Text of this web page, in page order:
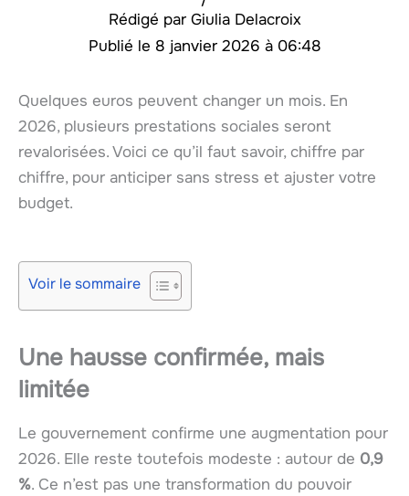
Giulia Delacroix
8 janvier 2026 à 06:48
Quelques euros peuvent changer un mois. En
2026, plusieurs prestations sociales seront
revalorisées. Voici ce qu’il faut savoir, chiffre par
chiffre, pour anticiper sans stress et ajuster votre
budget.
Voir le sommaire
Une hausse confirmée, mais
limitée
Le gouvernement confirme une augmentation pour
2026. Elle reste toutefois modeste : autour de 0,9
%. Ce n’est pas une transformation du pouvoir